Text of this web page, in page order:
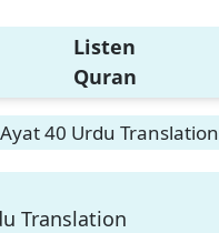
Listen
Quran
40 Urdu Translation
Translation